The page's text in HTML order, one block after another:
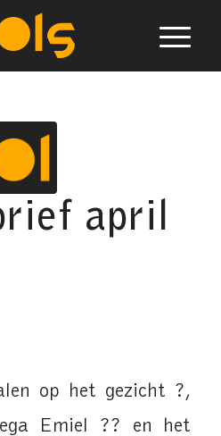
april
op het gezicht ?,
Emiel ?‍? en het